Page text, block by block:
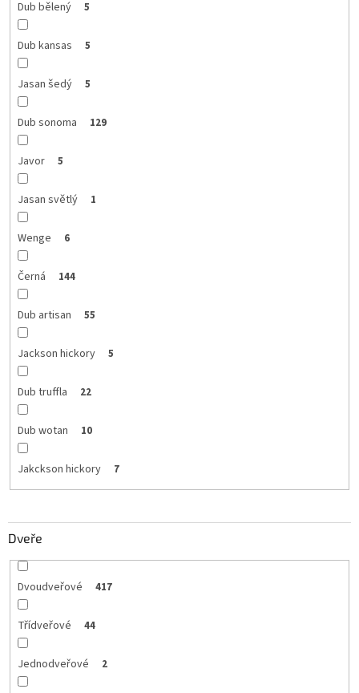
Dub bělený 5
Dub kansas 5
Jasan šedý 5
Dub sonoma 129
Javor 5
Jasan světlý 1
Wenge 6
Černá 144
Dub artisan 55
Jackson hickory 5
Dub truffla 22
Dub wotan 10
Jakckson hickory 7
Dveře
Dvoudveřové 417
Třídveřové 44
Jednodveřové 2